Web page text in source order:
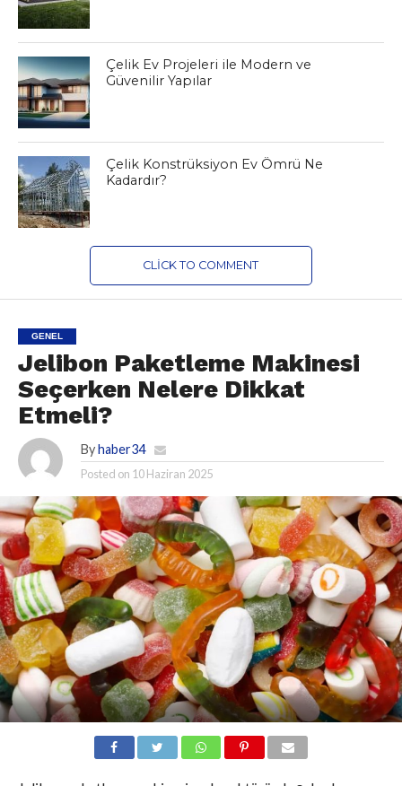
Çelik Ev Projeleri ile Modern ve
Güvenilir Yapılar
Çelik Konstrüksiyon Ev Ömrü Ne
Kadardır?
CLICK TO COMMENT
GENEL
Jelibon Paketleme Makinesi
Seçerken Nelere Dikkat
Etmeli?
By haber34
Posted on 10 Haziran 2025